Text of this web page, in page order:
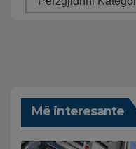
Më interesante